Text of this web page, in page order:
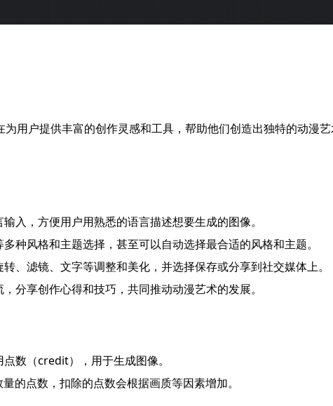
用户提供丰富的创作灵感和工具，帮助他们创造出独特的动漫
入，方便用户用熟悉的语言描述想要生成的图像。
种风格和主题选择，甚至可以自动选择最合适的风格和主题。
、滤镜、文字等调整和美化，并选择保存或分享到社交媒体上。
分享创作心得和技巧，共同推动动漫艺术的发展。
数（credit），用于生成图像。
的点数，扣除的点数会根据画质等因素增加。